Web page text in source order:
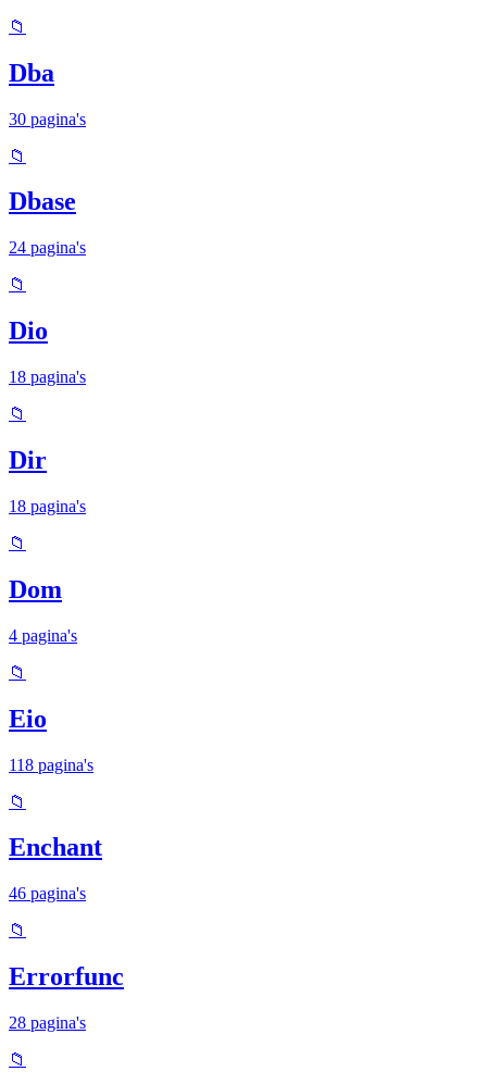
📁
Dba
30 pagina's
📁
Dbase
24 pagina's
📁
Dio
18 pagina's
📁
Dir
18 pagina's
📁
Dom
4 pagina's
📁
Eio
118 pagina's
📁
Enchant
46 pagina's
📁
Errorfunc
28 pagina's
📁